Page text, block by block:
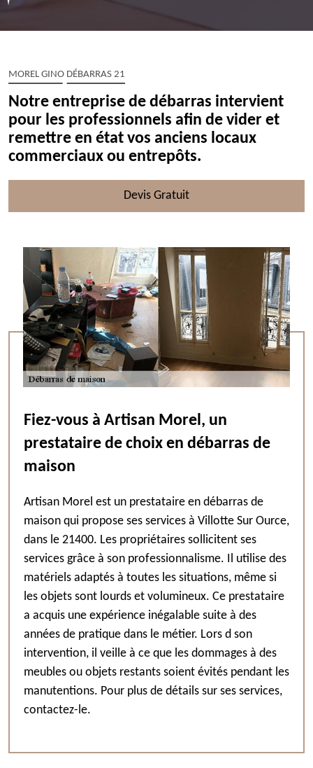
MOREL GINO DÉBARRAS 21
Notre entreprise de débarras intervient
pour les professionnels afin de vider et
remettre en état vos anciens locaux
commerciaux ou entrepôts.
Devis Gratuit
Fiez-vous à Artisan Morel, un
prestataire de choix en débarras de
maison
Artisan Morel est un prestataire en débarras de
maison qui propose ses services à Villotte Sur Ource,
dans le 21400. Les propriétaires sollicitent ses
services grâce à son professionnalisme. Il utilise des
matériels adaptés à toutes les situations, même si
les objets sont lourds et volumineux. Ce prestataire
a acquis une expérience inégalable suite à des
années de pratique dans le métier. Lors d son
intervention, il veille à ce que les dommages à des
meubles ou objets restants soient évités pendant les
manutentions. Pour plus de détails sur ses services,
contactez-le.